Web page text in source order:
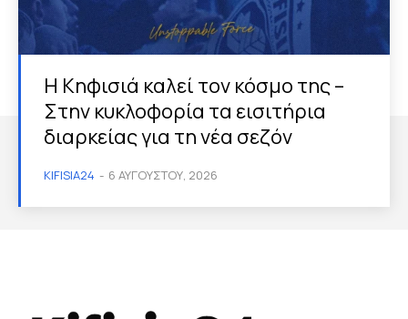
Η Κηφισιά καλεί τον κόσμο της –
Στην κυκλοφορία τα εισιτήρια
διαρκείας για τη νέα σεζόν
KIFISIA24 - 6 ΑΥΓΟΎΣΤΟΥ, 2026